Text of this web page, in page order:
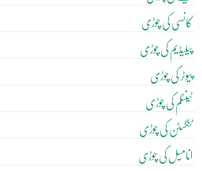
کانسی کی چوڑی
پیلیڈیم کی چوڑی
پیوٹر کی چوڑی
ٹینٹلم کی چوڑی
ٹنگسٹن کی چوڑی
انامیل کی چوڑی